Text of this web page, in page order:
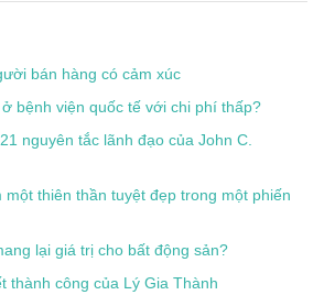
bán hàng có cảm xúc
bệnh viện quốc tế với chi phí thấp?
nguyên tắc lãnh đạo của John C.
một thiên thần tuyệt đẹp trong một phiến
lại giá trị cho bất động sản?
thành công của Lý Gia Thành